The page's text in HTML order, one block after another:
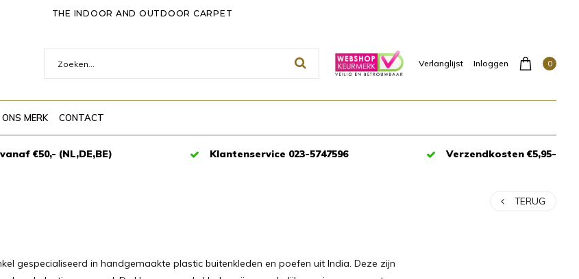
THE INDOOR AND OUTDOOR CARPET
Verlanglijst Inloggen 0
ONS MERK CONTACT
€50,- (NL,DE,BE) Klantenservice 023-5747596 Verzendkosten €5,95-
TERUG
gespecialiseerd in handgemaakte plastic buitenkleden en poefen uit India. Deze zijn